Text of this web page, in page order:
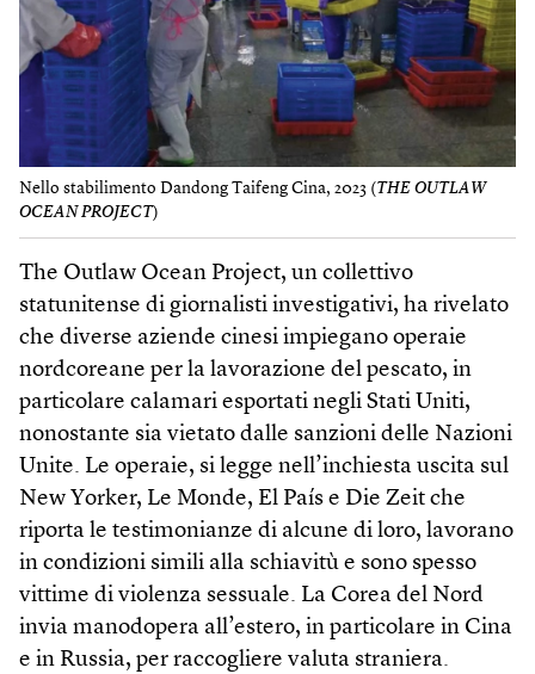
Nello stabilimento Dandong Taifeng Cina, 2023 (THE OUTLAW
OCEAN PROJECT)
The Outlaw Ocean Project, un collettivo
statunitense di giornalisti investigativi, ha rivelato
che diverse aziende cinesi impiegano operaie
nordcoreane per la lavorazione del pescato, in
particolare calamari esportati negli Stati Uniti,
nonostante sia vietato dalle sanzioni delle Nazioni
Unite. Le operaie, si legge nell’inchiesta uscita sul
New Yorker, Le Monde, El País e Die Zeit che
riporta le testimonianze di alcune di loro, lavorano
in condizioni simili alla schiavitù e sono spesso
vittime di violenza sessuale. La Corea del Nord
invia manodopera all’estero, in particolare in Cina
e in Russia, per raccogliere valuta straniera.